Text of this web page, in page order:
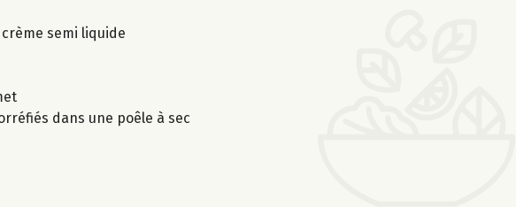
semi liquide
dans une poêle à sec